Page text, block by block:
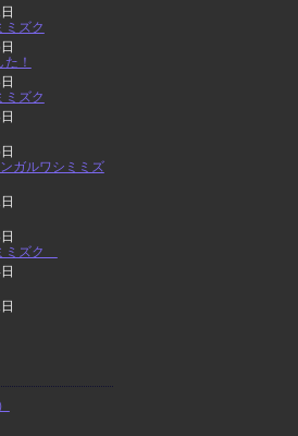
ミズク
！
ミズク
ガルワシミミズ
ミズク